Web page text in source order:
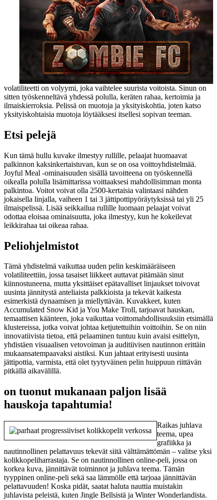
volatiliteetti on volyymi, joka vaihtelee suurista voitoista. Sinun on
sitten työskenneltävä yhdessä polulla, keräten rahaa, kertoimia ja
ilmaiskierroksia. Pelissä on muotoja ja yksityiskohtia, joten katso
yksityiskohtaisia ​​muotoja löytääksesi itsellesi sopivan teeman.
Etsi pelejä
Kun tämä hullu kuvake ilmestyy rullille, pelaajat huomaavat
palkinnon kaksinkertaistuvan, kun se on osa voittoyhdistelmää.
Joyful Meal -ominaisuuden sisällä tavoitteena on työskennellä
oikealla polulla lisämittarissa voittaaksesi mahdollisimman monta
palkintoa. Voitot voivat olla 2500-kertaisia ​​valintaasi nähden
jokaisella linjalla, vaiheen 1 tai 3 jättipottipyöräytyksissä tai yli 25
ilmaispelissä. Lisää seikkailua rullille luomaan pelaajat voivat
odottaa eloisaa ominaisuutta, joka ilmestyy, kun he kokeilevat
leikkirahaa tai oikeaa rahaa.
Peliohjelmistot
Tämä yhdistelmä vaikuttaa uuden pelin keskimääräiseen
volatiliteettiin, jossa tasaiset liikkeet auttavat pitämään sinut
kiinnostuneena, mutta yksittäiset epätavalliset linjaukset toivovat
uusinta jännitystä anteliaista palkkioista ja tekevät kaikesta
esimerkistä dynaamisen ja miellyttävän. Kuvakkeet, kuten
Accumulated Snow Kid ja You Make Troll, tarjoavat hauskan,
temaattisen käänteen, joka vaikuttaa voittomahdollisuuksiin etsimällä
klustereissa, jotka voivat johtaa ketjutettuihin voittoihin. Se on niin
innovatiivista tietoa, että pelaaminen tuntuu kuin avaisi esittelyn,
yhdistäen visuaalisen vetovoiman ja auditiivisen nautinnon erittäin
mukaansatempaavaksi aistiksi. Kun jahtaat erityisesti uusinta
jättipottia, varmista, että olet tyytyväinen pelin huippuun riittävän
pitkällä aikavälillä.
on tuonut mukanaan paljon lisää
hauskoja tapahtumia!
Raikas juhlava
teema, upea
grafiikka ja
nautinnollinen pelattavuus tekevät siitä välttämättömän – valitse yksi
kolikkopeliharrastaja. Se on nautinnollinen online-peli, jossa on
korkea kuva, jännittävät toiminnot ja juhlava teema. Tämän
tyyppinen online-peli sekä saa lämmölle että tarjoaa jännittävän
pelattavuuden! Koska pidät, saatat haluta nauttia muistakin
juhlavista peleistä, kuten Jingle Bellsistä ja Winter Wonderlandista.